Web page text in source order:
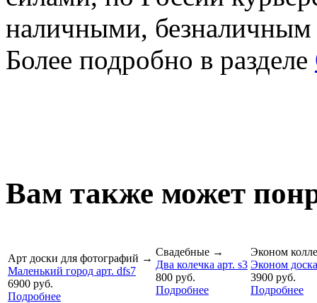
наличными,
Более подробно в разделе
Вам также может
Арт доски для фотографий →
Маленький город арт. dfs7
6900 руб.
Подробнее
Свадебные →
Два колечка арт. s3
800 руб.
Подробнее
Эконом
Эконом
3900 руб.
Подробнее